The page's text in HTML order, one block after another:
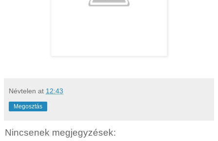
Névtelen at 12:43
Megosztás
Nincsenek megjegyzések: